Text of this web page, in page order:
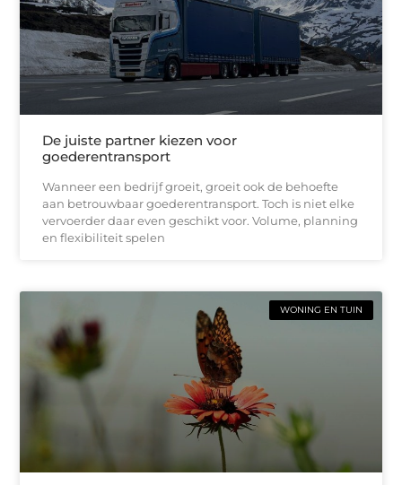
De juiste partner kiezen voor
goederentransport
Wanneer een bedrijf groeit, groeit ook de behoefte
aan betrouwbaar goederentransport. Toch is niet elke
vervoerder daar even geschikt voor. Volume, planning
en flexibiliteit spelen
WONING EN TUIN